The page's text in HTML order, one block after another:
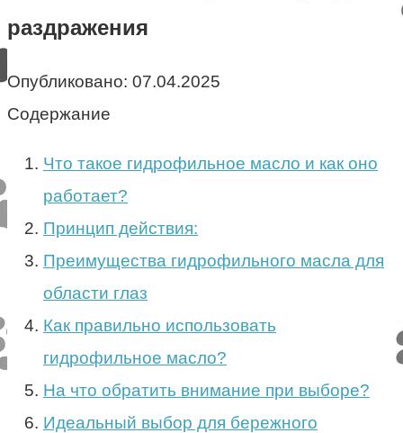
раздражения
Опубликовано: 07.04.2025
Содержание
Что такое гидрофильное масло и как оно
работает?
Принцип действия:
Преимущества гидрофильного масла для
области глаз
Как правильно использовать
гидрофильное масло?
На что обратить внимание при выборе?
Идеальный выбор для бережного